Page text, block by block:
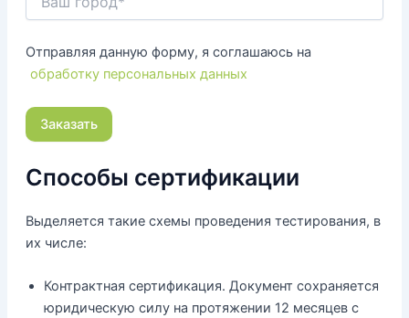
Отправляя данную форму, я соглашаюсь на
обработку персональных данных
Способы сертификации
Выделяется такие схемы проведения тестирования, в
их числе:
Контрактная сертификация. Документ сохраняется
юридическую силу на протяжении 12 месяцев с